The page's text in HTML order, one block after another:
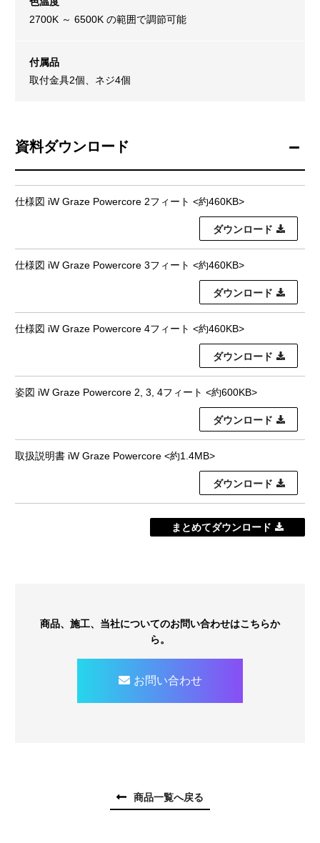
2700K ～ 6500K の範囲で調節可能
付属品
取付金具2個、ネジ4個
資料ダウンロード
仕様図 iW Graze Powercore 2フィート <約460KB>
ダウンロード
仕様図 iW Graze Powercore 3フィート <約460KB>
ダウンロード
仕様図 iW Graze Powercore 4フィート <約460KB>
ダウンロード
姿図 iW Graze Powercore 2, 3, 4フィート <約600KB>
ダウンロード
取扱説明書 iW Graze Powercore <約1.4MB>
ダウンロード
まとめてダウンロード
商品、施工、当社についてのお問い合わせはこちらか
ら。
お問い合わせ
商品一覧へ戻る